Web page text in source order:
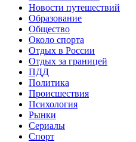
Новости путешествий
Образование
Общество
Около спорта
Отдых в России
Отдых за границей
ПДД
Политика
Происшествия
Психология
Рынки
Сериалы
Спорт